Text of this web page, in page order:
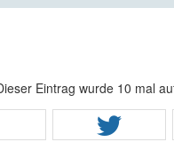
Eintrag wurde 10 mal